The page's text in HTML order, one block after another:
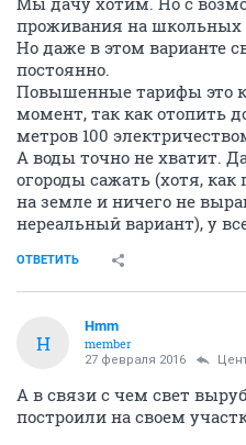
проживания на школьных
Но даже в этом варианте
постоянно.
Повышенные тарифы это
момент, так как отопить
метров 100
А воды точно не хватит.
огороды сажать (хотя,
на земле и ничего не
нереальный вариант), у
ОТВЕТИТЬ
H
Hmm
member
27 февраля 2016
А в связи с чем свет
построили на своем